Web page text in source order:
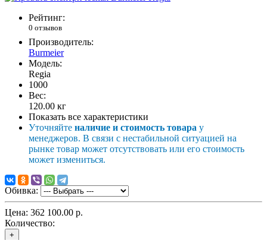
Рейтинг:
0 отзывов
Производитель:
Burmeier
Модель:
Regia
1000
Вес:
120.00 кг
Показать все характеристики
Уточняйте наличие и стоимость товара у
менеджеров. В связи с нестабильной ситуацией на
рынке товар может отсутствовать или его стоимость
может измениться.
Обивка:
Цена: 362 100.00 р.
Количество:
+